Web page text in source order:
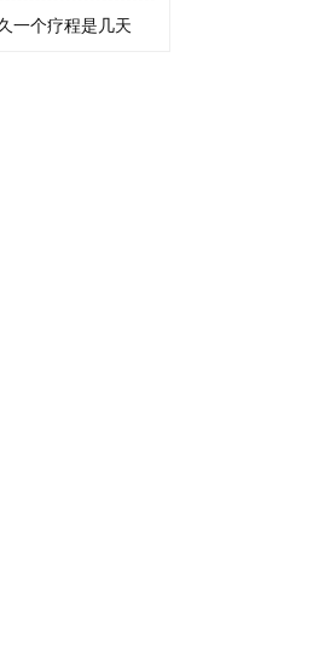
一个疗程是几天